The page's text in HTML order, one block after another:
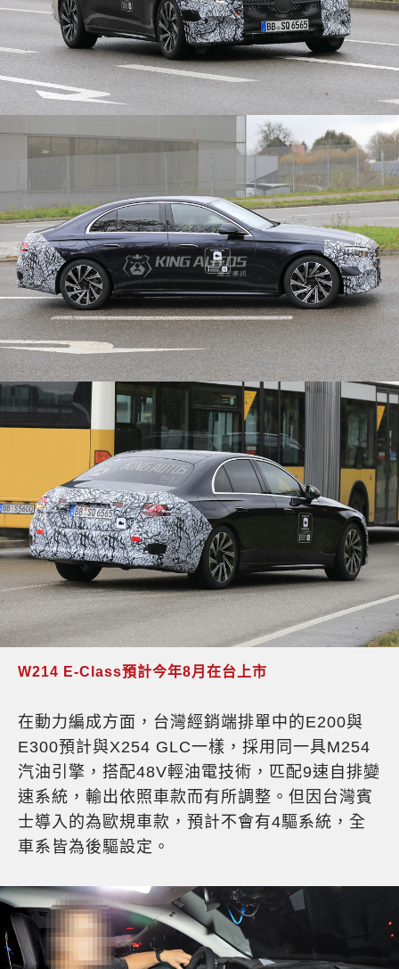
W214 E-Class預計今年8月在台上市
在動力編成方面，台灣經銷端排單中的E200與
E300預計與X254 GLC一樣，採用同一具M254
汽油引擎，搭配48V輕油電技術，匹配9速自排變
速系統，輸出依照車款而有所調整。但因台灣賓
士導入的為歐規車款，預計不會有4驅系統，全
車系皆為後驅設定。